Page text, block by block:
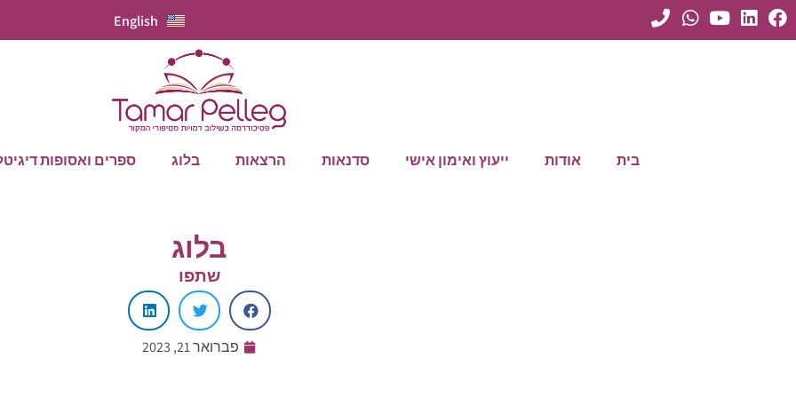
English
בית אודות ייעוץ ואימון אישי סדנאות הרצאות בלוג ספרים ואסופות
בלוג
שתפו
פברואר 21, 2023